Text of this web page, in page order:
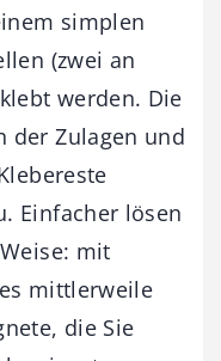
simplen
(zwei an
werden. Die
der Zulagen und
Einfacher lösen
mit
mittlerweile
die Sie